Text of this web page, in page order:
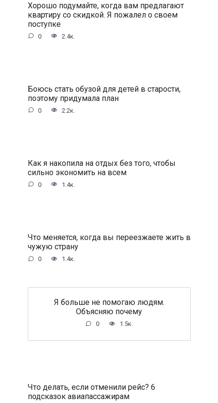
Хорошо подумайте, когда вам предлагают
квартиру со скидкой. Я пожалел о своем
поступке
0 2.4к.
Боюсь стать обузой для детей в старости,
поэтому придумала план
0 2.2к.
Как я накопила на отдых без того, чтобы
сильно экономить на всем
0 1.4к.
Что меняется, когда вы переезжаете жить в
чужую страну
0 1.4к.
Я больше не помогаю людям.
Объясняю почему
0 1.5к.
Что делать, если отменили рейс? 6
подсказок авиапассажирам